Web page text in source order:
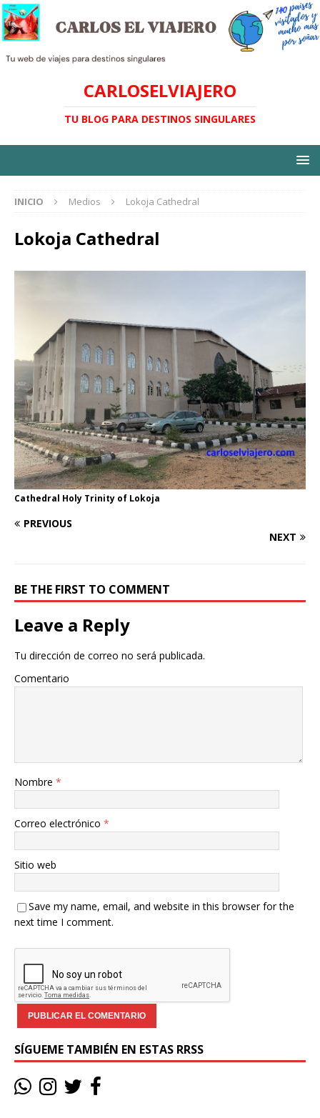
CARLOSELVIAJERO
TU BLOG PARA DESTINOS SINGULARES
INICIO Medios Lokoja Cathedral
Lokoja Cathedral
Cathedral Holy Trinity of Lokoja
PREVIOUS
NEXT
BE THE FIRST TO COMMENT
Leave a Reply
Tu dirección de correo no será publicada.
Comentario
Nombre *
Correo electrónico *
Sitio web
Save my name, email, and website in this browser for the
next time I comment.
SÍGUEME TAMBIÉN EN ESTAS RRSS